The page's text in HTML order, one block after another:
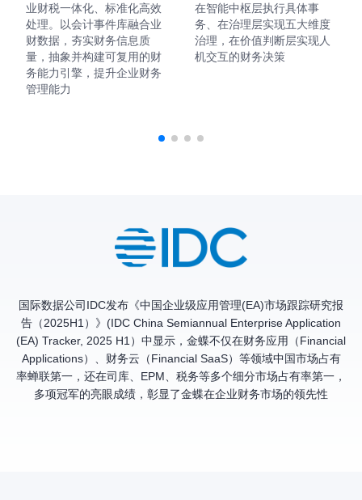
业财税一体化、标准化高效
处理。以会计事件库融合业
财数据，夯实财务信息质
量，抽象并构建可复用的财
务能力引擎，提升企业财务
管理能力
在智能中枢层执行具体事
务、在治理层实现五大维度
治理，在价值判断层实现人
机交互的财务决策
国际数据公司IDC发布《中国企业级应用管理(EA)市场跟踪研究报
告（2025H1）》(IDC China Semiannual Enterprise Application
(EA) Tracker, 2025 H1）中显示，金蝶不仅在财务应用（Financial
Applications）、财务云（Financial SaaS）等领域中国市场占有
率蝉联第一，还在司库、EPM、税务等多个细分市场占有率第一，
多项冠军的亮眼成绩，彰显了金蝶在企业财务市场的领先性